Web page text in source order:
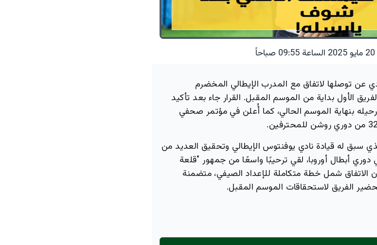
20 مايو 2025 الساعة 09:55 صباحاً
عن توصلها لاتفاق مع المدرب الإيطالي المخضرم
الأول بداية من الموسم المقبل. القرار جاء بعد تأكيد
بنهاية الموسم الحالي، كما أُعلن في مؤتمر صحفي
سبق له قيادة نادي يوفنتوس الإيطالي وتحقيق العديد من
دوري أبطال أوروبا، لقي ترحيبًا واسعًا من جمهور "قلعة
الاتفاق شمل خطة متكاملة للإعداد الصيفي، متضمنة
الفريق لاستحقاقات الموسم المقبل.